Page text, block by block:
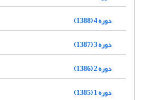
دوره 4 (1388)
دوره 3 (1387)
دوره 2 (1386)
دوره 1 (1385)